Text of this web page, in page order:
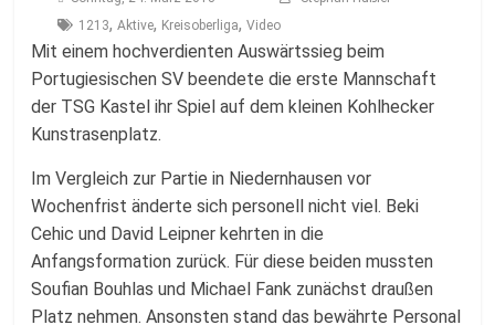
1213,Aktive, Kreisoberliga,Video
Mit einem hochverdienten Auswärtssieg beim
Portugiesischen SV beendete die erste Mannschaft
der TSG Kastel ihr Spiel auf dem kleinen Kohlhecker
Kunstrasenplatz.
Im Vergleich zur Partie in Niedernhausen vor
Wochenfrist änderte sich personell nicht viel. Beki
Cehic und David Leipner kehrten in die
Anfangsformation zurück. Für diese beiden mussten
Soufian Bouhlas und Michael Fank zunächst draußen
Platz nehmen. Ansonsten stand das bewährte Personal